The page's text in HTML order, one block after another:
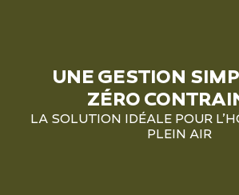
UNE GESTION
ZÉRO
LA SOLUTION IDÉALE POUR
PLEIN AIR